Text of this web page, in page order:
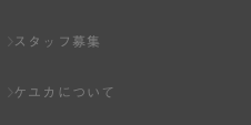
スタッフ募集
ケユカについて